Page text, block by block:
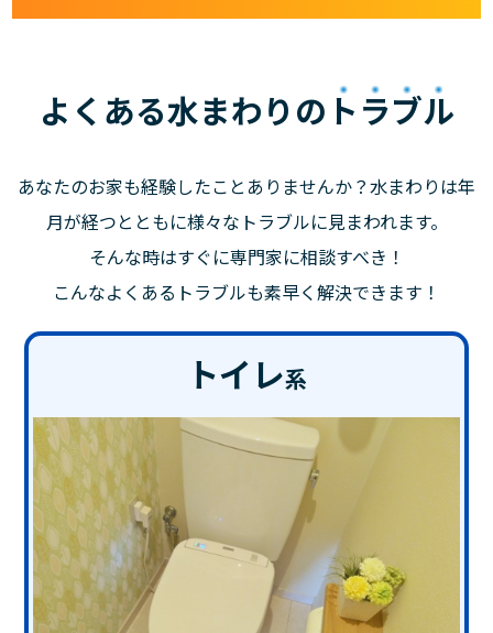
よくある水まわりの トラブル
あなたのお家も経験したことありませんか？水まわりは年
月が経つとともに様々なトラブルに見まわれます。
そんな時はすぐに専門家に相談すべき！
こんなよくあるトラブルも素早く解決できます！
トイレ系